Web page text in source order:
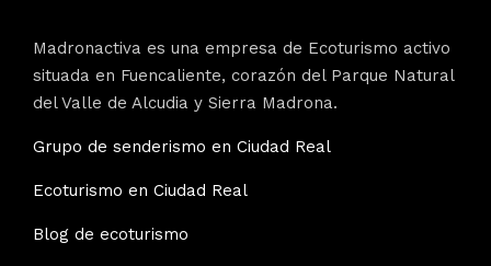
Madronactiva es una empresa de Ecoturismo activo
situada en Fuencaliente, corazón del Parque Natural
del Valle de Alcudia y Sierra Madrona.
Grupo de senderismo en Ciudad Real
Ecoturismo en Ciudad Real
Blog de ecoturismo